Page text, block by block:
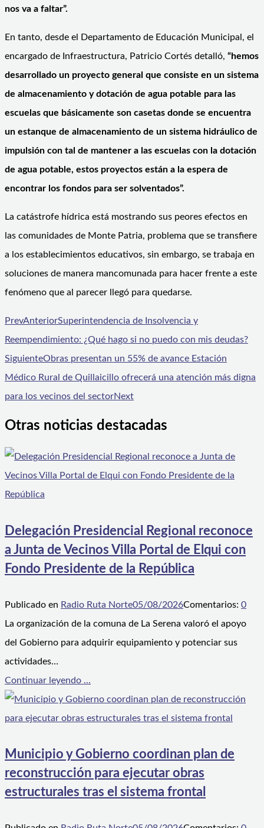
nos va a faltar”.
En tanto, desde el Departamento de Educación Municipal, el
encargado de Infraestructura, Patricio Cortés detalló, “hemos
desarrollado un proyecto general que consiste en un sistema
de almacenamiento y dotación de agua potable para las
escuelas que básicamente son casetas donde se encuentra
un estanque de almacenamiento de un sistema hidráulico de
impulsión con tal de mantener a las escuelas con la dotación
de agua potable, estos proyectos están a la espera de
encontrar los fondos para ser solventados”.
La catástrofe hídrica está mostrando sus peores efectos en
las comunidades de Monte Patria, problema que se transfiere
a los establecimientos educativos, sin embargo, se trabaja en
soluciones de manera mancomunada para hacer frente a este
fenómeno que al parecer llegó para quedarse.
PrevAnteriorSuperintendencia de Insolvencia y
Reempendimiento: ¿Qué hago si no puedo con mis deudas?
SiguienteObras presentan un 55% de avance Estación
Médico Rural de Quillaicillo ofrecerá una atención más digna
para los vecinos del sectorNext
Otras noticias destacadas
Delegación Presidencial Regional reconoce
a Junta de Vecinos Villa Portal de Elqui con
Fondo Presidente de la República
Publicado en Radio Ruta Norte05/08/2026Comentarios: 0
La organización de la comuna de La Serena valoró el apoyo
del Gobierno para adquirir equipamiento y potenciar sus
actividades…
Continuar leyendo ...
Municipio y Gobierno coordinan plan de
reconstrucción para ejecutar obras
estructurales tras el sistema frontal